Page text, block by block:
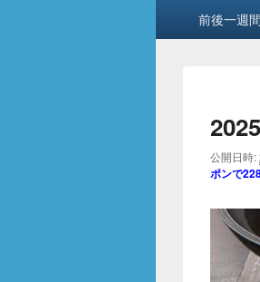
前後一週
公開日時:
ポンで